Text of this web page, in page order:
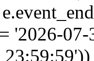
'2026-